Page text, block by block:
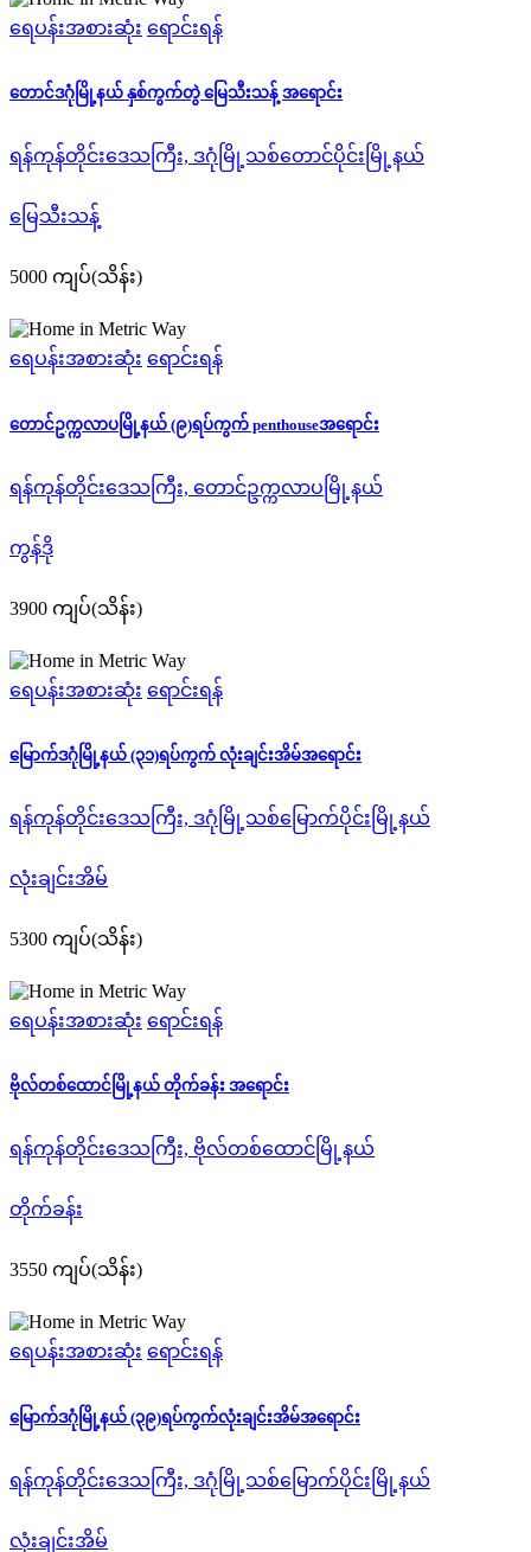
ရေပန်းအစားဆုံး ရောင်းရန်
တောင်ဒဂုံမြို့နယ် နှစ်ကွက်တွဲ မြေသီးသန့် အရောင်း
ရန်ကုန်တိုင်းဒေသကြီး, ဒဂုံမြို့သစ်တောင်ပိုင်းမြို့နယ်
မြေသီးသန့်
5000 ကျပ်(သိန်း)
ရေပန်းအစားဆုံး ရောင်းရန်
တောင်ဥက္ကလာပမြို့နယ် (၉)ရပ်ကွက် penthouseအရောင်း
ရန်ကုန်တိုင်းဒေသကြီး, တောင်ဥက္ကလာပမြို့နယ်
ကွန်ဒို
3900 ကျပ်(သိန်း)
ရေပန်းအစားဆုံး ရောင်းရန်
မြောက်ဒဂုံမြို့နယ် (၃၁)ရပ်ကွက် လုံးချင်းအိမ်အရောင်း
ရန်ကုန်တိုင်းဒေသကြီး, ဒဂုံမြို့သစ်မြောက်ပိုင်းမြို့နယ်
လုံးချင်းအိမ်
5300 ကျပ်(သိန်း)
ရေပန်းအစားဆုံး ရောင်းရန်
ဗိုလ်တစ်ထောင်မြို့နယ် တိုက်ခန်း အရောင်း
ရန်ကုန်တိုင်းဒေသကြီး, ဗိုလ်တစ်ထောင်မြို့နယ်
တိုက်ခန်း
3550 ကျပ်(သိန်း)
ရေပန်းအစားဆုံး ရောင်းရန်
မြောက်ဒဂုံမြို့နယ် (၃၉)ရပ်ကွက်လုံးချင်းအိမ်အရောင်း
ရန်ကုန်တိုင်းဒေသကြီး, ဒဂုံမြို့သစ်မြောက်ပိုင်းမြို့နယ်
လုံးချင်းအိမ်